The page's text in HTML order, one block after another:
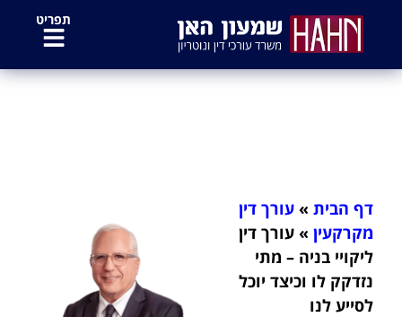
תפריט
דף הבית »עורך דין
מקרקעין »עורך דין
ליקויי בניה – מתי
נזדקק לו וכיצד יוכל
לסייע לנו